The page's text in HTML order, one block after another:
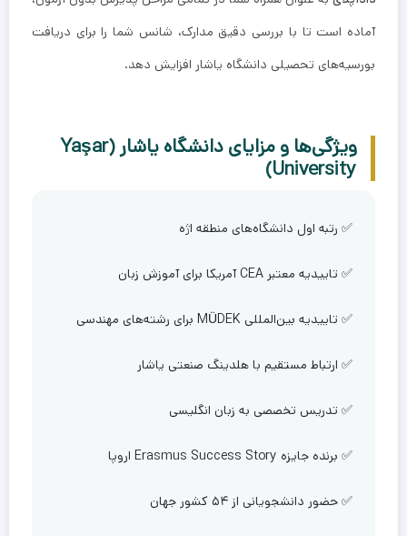
آماده است تا با بررسی دقیق مدارک، شانس شما را برای دریافت
بورسیه‌های تحصیلی دانشگاه یاشار افزایش دهد.
ویژگی‌ها و مزایای دانشگاه یاشار (Yaşar
University)
✅ رتبه اول دانشگاه‌های منطقه اژه
✅ تاییدیه معتبر CEA آمریکا برای آموزش زبان
✅ تاییدیه بین‌المللی MÜDEK برای رشته‌های مهندسی
✅ ارتباط مستقیم با هلدینگ صنعتی یاشار
✅ تدریس تخصصی به زبان انگلیسی
✅ برنده جایزه Erasmus Success Story اروپا
✅ حضور دانشجویانی از ۵۴ کشور جهان